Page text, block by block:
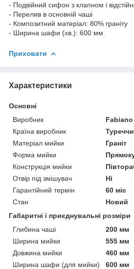
- Подвійний сифон з клапном і
- Перелив в основній чаші
- Композитний матеріал: 80% граніту
- Ширина шафи (хв.): 600 мм.
Приховати
Характеристики
Основні
Виробник
Fabiano
Країна виробник
Матеріал мийки
Граніт
Форма мийки
Конструкція мийки
Отвір під змішувач
Ні
Гарантійний термін
60 міс
Стан
Новий
Габаритні і приєднувальні розміри
Глибина чаші
200 мм
Ширина мийки
555 мм
Довжина мийки
460 мм
Ширина шафи (для мийки)
600 мм